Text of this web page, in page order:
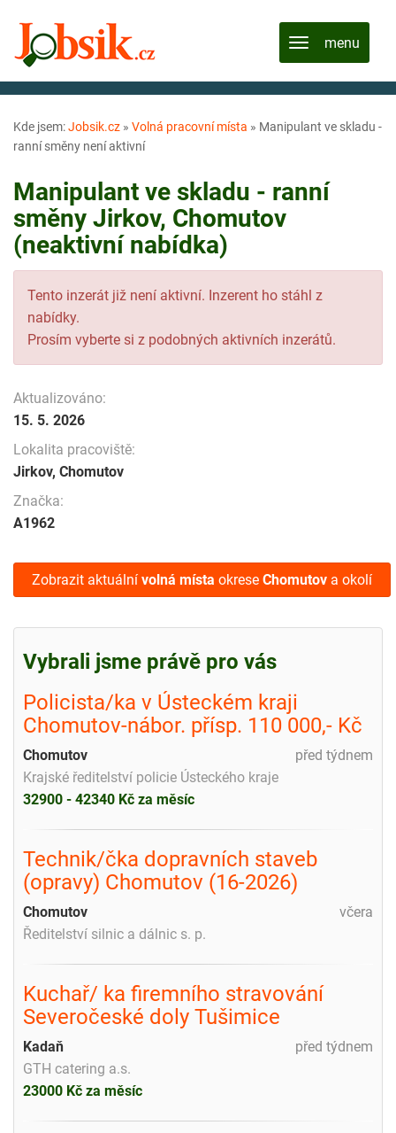
Kde jsem:Jobsik.cz » Volná pracovní místa » Manipulant ve skladu -
ranní směny není aktivní
Manipulant ve skladu - ranní
směny Jirkov, Chomutov
(neaktivní nabídka)
Tento inzerát již není aktivní. Inzerent ho stáhl z
nabídky.
Prosím vyberte si z podobných aktivních inzerátů.
Aktualizováno:
15. 5. 2026
Lokalita pracoviště:
Jirkov, Chomutov
Značka:
A1962
Zobrazit aktuální volná místa okrese Chomutov a okolí
Vybrali jsme právě pro vás
Policista/ka v Ústeckém kraji
Chomutov-nábor. přísp. 110 000,- Kč
před týdnem
Chomutov
Krajské ředitelství policie Ústeckého kraje
32900 - 42340 Kč za měsíc
Technik/čka dopravních staveb
(opravy) Chomutov (16-2026)
včera
Chomutov
Ředitelství silnic a dálnic s. p.
Kuchař/ ka firemního stravování
Severočeské doly Tušimice
před týdnem
Kadaň
GTH catering a.s.
23000 Kč za měsíc